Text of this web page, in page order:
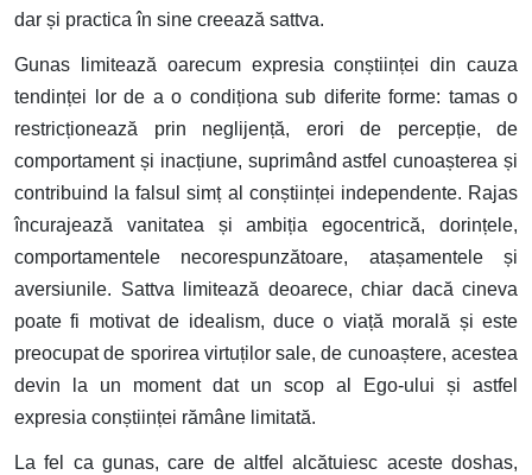
dar și practica în sine creează sattva.
Gunas limitează oarecum expresia conștiinței din cauza
tendinței lor de a o condiționa sub diferite forme: tamas o
restricționează prin neglijență, erori de percepție, de
comportament și inacțiune, suprimând astfel cunoașterea și
contribuind la falsul simț al conștiinței independente. Rajas
încurajează vanitatea și ambiția egocentrică, dorințele,
comportamentele necorespunzătoare, atașamentele și
aversiunile. Sattva limitează deoarece, chiar dacă cineva
poate fi motivat de idealism, duce o viață morală și este
preocupat de sporirea virtuților sale, de cunoaștere, acestea
devin la un moment dat un scop al Ego-ului și astfel
expresia conștiinței rămâne limitată.
La fel ca gunas, care de altfel alcătuiesc aceste doshas,